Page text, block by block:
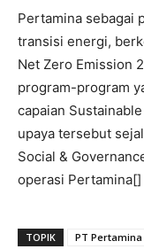
Pertamina sebagai
transisi energi,
Net Zero Emission
program-program
capaian
upaya tersebut
Social &
operasi Pertamina[]
TOPIK PT Pertamina